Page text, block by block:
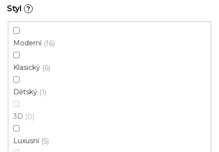
Styl ?
Moderní 16
Klasický 6
Dětský 1
3D 0
Luxusní 5